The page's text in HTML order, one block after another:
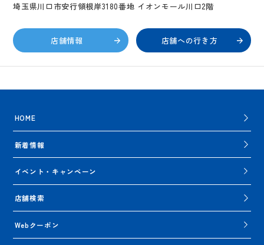
埼玉県川口市安行領根岸3180番地 イオンモール川口2階
店舗情報 店舗への行き方
HOME
新着情報
イベント・キャンペーン
店舗検索
Webクーポン